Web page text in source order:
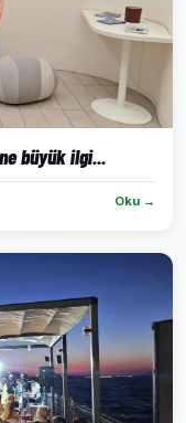
büyük ilgi...
Oku →